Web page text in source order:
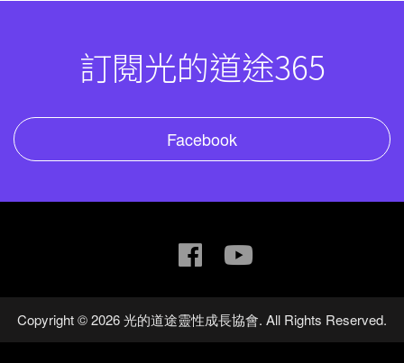
訂閱光的道途365
Facebook
Copyright © 2026 光的道途靈性成長協會. All Rights Reserved.